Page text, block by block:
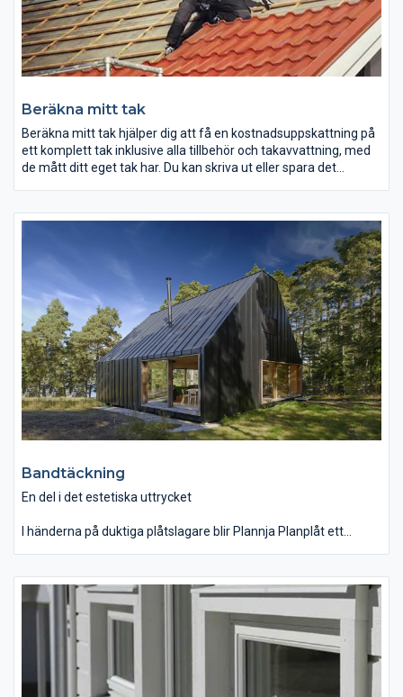
Beräkna mitt tak
Beräkna mitt tak hjälper dig att få en kostnadsuppskattning på
ett komplett tak inklusive alla tillbehör och takavvattning, med
de mått ditt eget tak har. Du kan skriva ut eller spara det
produkter du behöver till ditt nya tak.
Bandtäckning
En del i det estetiska uttrycket
I händerna på duktiga plåtslagare blir Plannja Planplåt ett
främsta rummet. Band- och skivtäckta tak och fasader är inte
längre bara en traditionell företeelse.
Plannjas planplåt har låg materialvikt per kvadratmeter, rik
kulörskala och finns i bandbredderna 470, 570 och 670 mm.
Detta innebär att i stort sett vilken byggnad som helst kan
skräddarsys med nya kreativa uttryck.